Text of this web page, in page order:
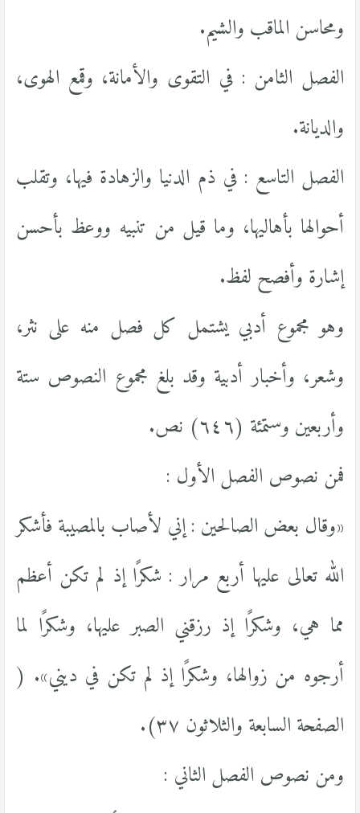
ومحاسن الماقب والشيم.
الفصل الثامن : في التقوى والأمانة، وقمع الهوى،
والديانة.
الفصل التاسع : في ذم الدنيا والزهادة فيها، وتقلب
أحوالها بأهاليها، وما قيل من تنبيه ووعظ بأحسن
إشارة وأفصح لفظ.
وهو مجموع أدبي يشتمل كل فصل منه على نثر،
وشعر، وأخبار أدبية وقد بلغ مجموع النصوص ستة
وأربعين وستمئة (٦٤٦) نص.
فمن نصوص الفصل الأول :
«وقال بعض الصالحين : إني لأصاب بالمصيبة فأشكر
الله تعالى عليها أربع مرار : شكرًا إذ لم تكن أعظم
مما هي، وشكرًا إذ رزقني الصبر عليها، وشكرًا لما
أرجوه من زوالها، وشكرًا إذ لم تكن في ديني». (
الصفحة السابعة والثلاثون ٣٧).
ومن نصوص الفصل الثاني :